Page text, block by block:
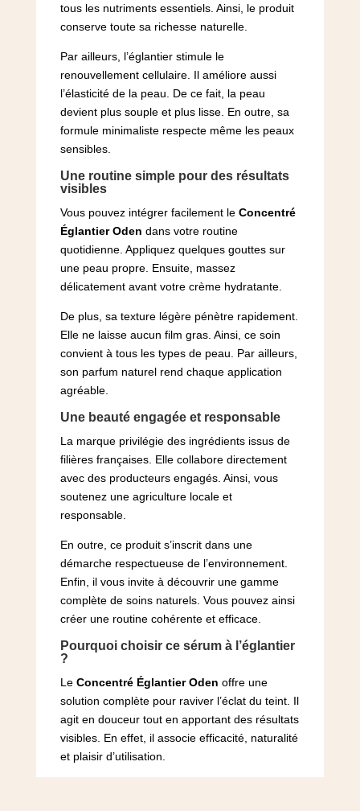
tous les nutriments essentiels. Ainsi, le produit
conserve toute sa richesse naturelle.
Par ailleurs, l’églantier stimule le
renouvellement cellulaire. Il améliore aussi
l’élasticité de la peau. De ce fait, la peau
devient plus souple et plus lisse. En outre, sa
formule minimaliste respecte même les peaux
sensibles.
Une routine simple pour des résultats
visibles
Vous pouvez intégrer facilement le Concentré
Églantier Oden dans votre routine
quotidienne. Appliquez quelques gouttes sur
une peau propre. Ensuite, massez
délicatement avant votre crème hydratante.
De plus, sa texture légère pénètre rapidement.
Elle ne laisse aucun film gras. Ainsi, ce soin
convient à tous les types de peau. Par ailleurs,
son parfum naturel rend chaque application
agréable.
Une beauté engagée et responsable
La marque privilégie des ingrédients issus de
filières françaises. Elle collabore directement
avec des producteurs engagés. Ainsi, vous
soutenez une agriculture locale et
responsable.
En outre, ce produit s’inscrit dans une
démarche respectueuse de l’environnement.
Enfin, il vous invite à découvrir une gamme
complète de soins naturels. Vous pouvez ainsi
créer une routine cohérente et efficace.
Pourquoi choisir ce sérum à l’églantier
?
Le Concentré Églantier Oden offre une
solution complète pour raviver l’éclat du teint. Il
agit en douceur tout en apportant des résultats
visibles. En effet, il associe efficacité, naturalité
et plaisir d’utilisation.